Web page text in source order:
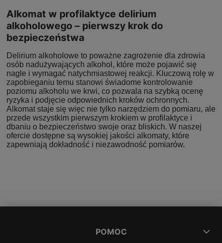
Alkomat w profilaktyce delirium
alkoholowego – pierwszy krok do
bezpieczeństwa
Delirium alkoholowe to poważne zagrożenie dla zdrowia
osób nadużywających alkohol, które może pojawić się
nagle i wymagać natychmiastowej reakcji. Kluczową rolę w
zapobieganiu temu stanowi świadome kontrolowanie
poziomu alkoholu we krwi, co pozwala na szybką ocenę
ryzyka i podjęcie odpowiednich kroków ochronnych.
Alkomat staje się więc nie tylko narzędziem do pomiaru, ale
przede wszystkim pierwszym krokiem w profilaktyce i
dbaniu o bezpieczeństwo swoje oraz bliskich. W naszej
ofercie dostępne są wysokiej jakości alkomaty, które
zapewniają dokładność i niezawodność pomiarów.
POMOC